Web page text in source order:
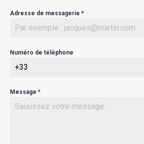
Adresse de messagerie *
Numéro de téléphone
Message *